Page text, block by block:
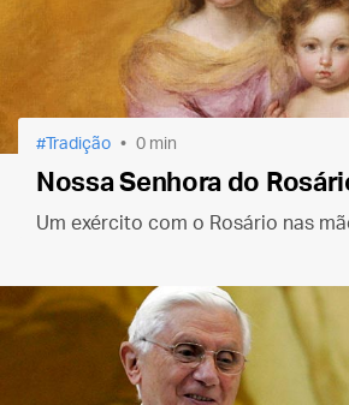
Tradição 0 min
Nossa Senhora do
Um exército com o Rosário nas